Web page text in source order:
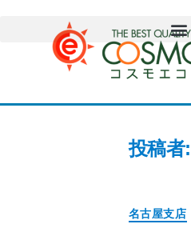
投稿者:
名古屋支店